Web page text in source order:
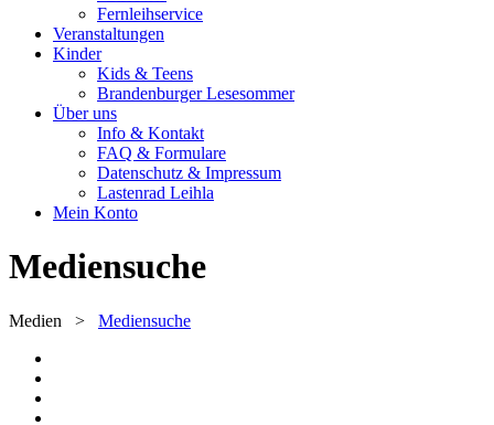
Fernleihservice
Veranstaltungen
Kinder
Kids & Teens
Brandenburger Lesesommer
Über uns
Info & Kontakt
FAQ & Formulare
Datenschutz & Impressum
Lastenrad Leihla
Mein Konto
Mediensuche
Medien > Mediensuche